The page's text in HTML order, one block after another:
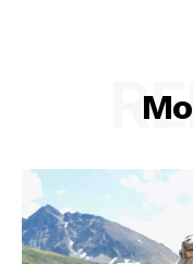
Subscription Plans